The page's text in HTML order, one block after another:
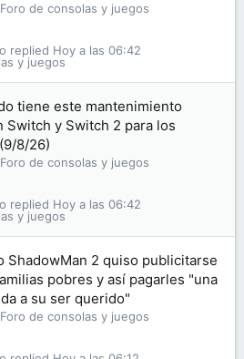
Foro de consolas y juegos
y juegos
Hoy a las 06:42
tiene este mantenimiento
Switch y Switch 2 para los
8/26)
Foro de consolas y juegos
y juegos
Hoy a las 06:42
ShadowMan 2 quiso publicitarse
pobres y así pagarles "una
a su ser querido"
Foro de consolas y juegos